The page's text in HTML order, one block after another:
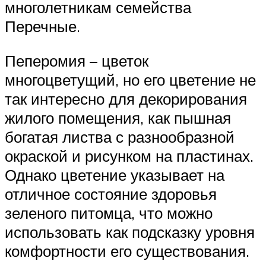
многолетникам семейства
Перечные.
Пеперомия – цветок
многоцветущий, но его цветение не
так интересно для декорирования
жилого помещения, как пышная
богатая листва с разнообразной
окраской и рисунком на пластинах.
Однако цветение указывает на
отличное состояние здоровья
зеленого питомца, что можно
использовать как подсказку уровня
комфортности его существования.